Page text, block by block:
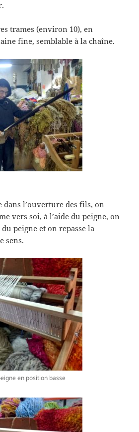
trames (environ 10), en
fine, semblable à la chaîne.
dans l’ouverture des fils, on
vers soi, à l’aide du peigne, on
peigne et on repasse la
sens.
en position basse